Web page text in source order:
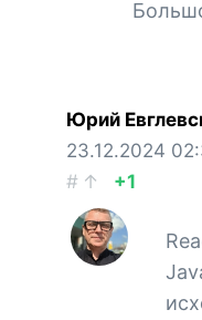
Юрий
23.12.2024
# ↑ +1